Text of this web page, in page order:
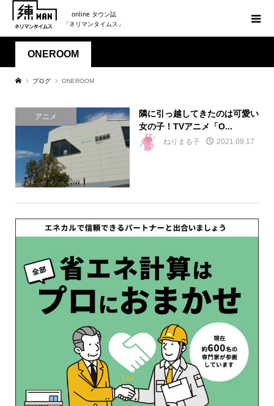
online タウン誌
「ネリマンタイムス」
ONEROOM
ブログ ONEROOM
アニメ
隣に引っ越してきたのは可愛い
女の子！TVアニメ「O...
ねりまる子 2021.09.17